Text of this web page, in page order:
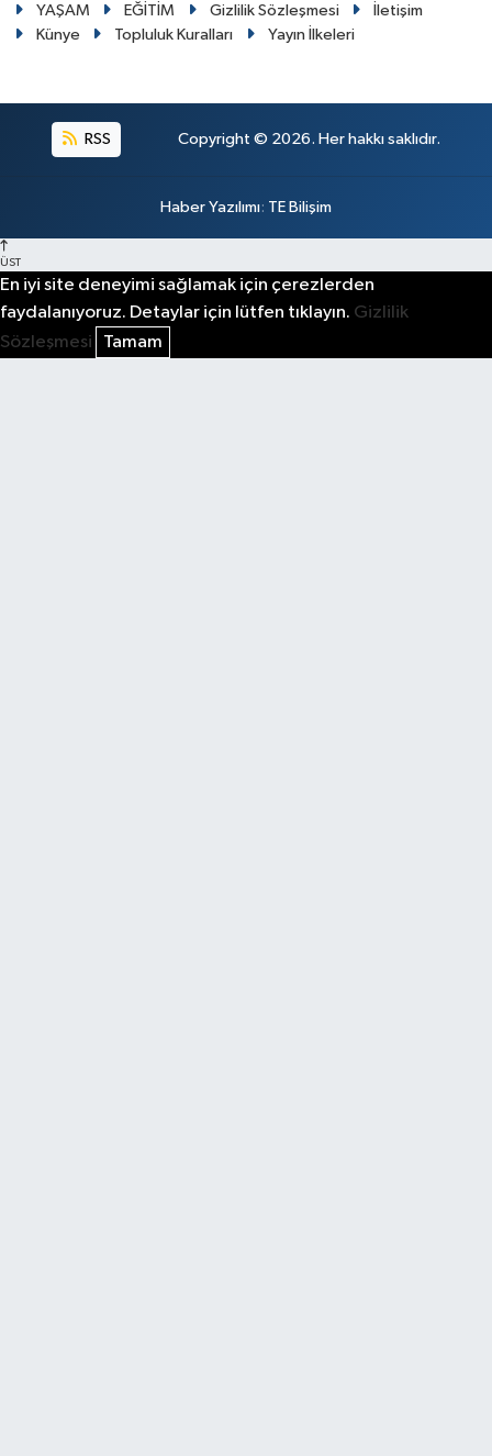
YAŞAM
EĞİTİM Gizlilik Sözleşmesi
İletişim
Künye
Topluluk Kuralları Yayın İlkeleri
RSS Copyright © 2026. Her hakkı saklıdır.
Haber Yazılımı: TE Bilişim
ÜST
En iyi site deneyimi sağlamak için çerezlerden
faydalanıyoruz. Detaylar için lütfen tıklayın. Gizlilik
Sözleşmesi
Tamam